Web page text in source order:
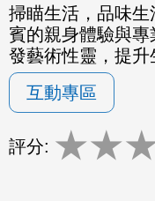
掃瞄生活，品味
賓的親身體驗與
發藝術性靈，提升
互動專區
評分: ★★